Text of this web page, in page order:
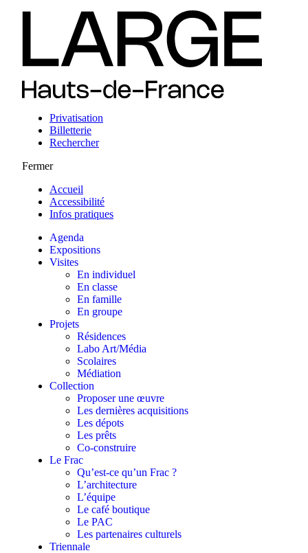
Privatisation
Billetterie
Rechercher
Fermer
Accueil
Accessibilité
Infos pratiques
Agenda
Expositions
Visites
En individuel
En classe
En famille
En groupe
Projets
Résidences
Labo Art/Média
Scolaires
Médiation
Collection
Proposer une œuvre
Les dernières acquisitions
Les dépots
Les prêts
Co-construire
Le Frac
Qu’est-ce qu’un Frac ?
L’architecture
L’équipe
Le café boutique
Le PAC
Les partenaires culturels
Triennale